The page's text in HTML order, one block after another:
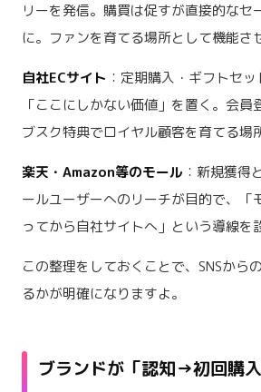
リーを発信。購買は促すが直接的なセ
に。ファンを育てる場所として機能さ
自社ECサイト ：定期購入・ギフトセ
「ここにしかない価値」を置く。会員
ブスク特典でロイヤル顧客を育てる場
楽天・Amazon等のモール ：新規獲得
ールユーザーへのリーチが目的で、「
ってから自社サイトへ」という導線を
この整理をしておくことで、SNSから
るかが明確になりますよ。
ブランドが「認知→初回購